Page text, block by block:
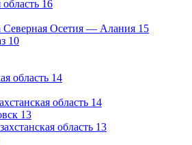
16
Северная Осетия — Алания 15
10
область 14
область 14
13
область 13